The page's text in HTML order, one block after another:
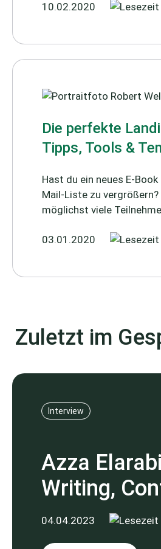
10.02.2020
Die perfekte
Tipps, Tools &
Hast du ein neues E-
Mail-Liste zu
möglichst viele
03.01.2020
Zuletzt im
Interview
Azza
Writing,
04.04.2023